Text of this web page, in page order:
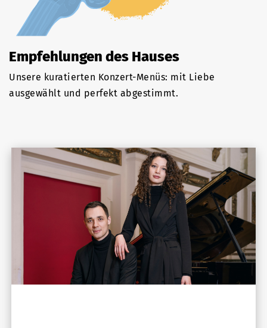
Empfehlungen des Hauses
Unsere kuratierten Konzert-Menüs: mit Liebe
ausgewählt und perfekt abgestimmt.